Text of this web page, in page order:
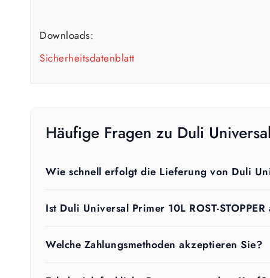
Downloads:
Sicherheitsdatenblatt
Häufige Fragen zu Duli
Wie schnell erfolgt die Lieferung von Duli
Ist Duli Universal Primer 10L ROST-
Welche Zahlungsmethoden akzeptieren Sie?